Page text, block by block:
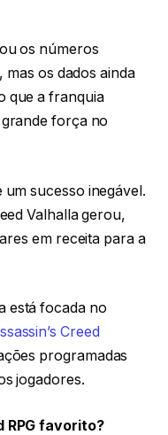
os números
mas os dados ainda
que a franquia
grande força no
um sucesso inegável.
Valhalla gerou,
em receita para a
está focada no
Creed
programadas
jogadores.
RPG favorito?